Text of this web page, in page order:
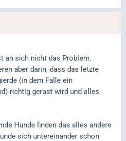
an sich nicht das Problem.
aber darin, dass das letzte
(in dem Falle ein
richtig gerast wird und alles
Hunde finden das alles andere
sich untereinander schon